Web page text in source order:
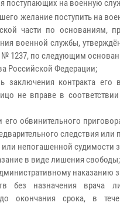
поступающих на военную
желание поступить на
части по основаниям,
военной службы,
№ 1237, по следующим
Российской Федерации;
заключения контракта его
не вправе в
обвинительного
следствия или
непогашенной судимости
в виде лишения свободы;
наказанию
без назначения врача
окончания срока, в